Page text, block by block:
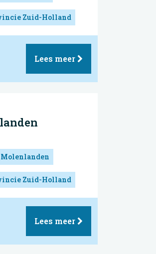
Zuid-Holland
Lees meer
Molenlanden
Zuid-Holland
Lees meer